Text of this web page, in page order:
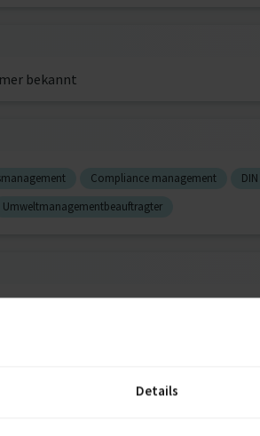
Details
bekannt
Compliance management
Umweltmanagementbeauftragter